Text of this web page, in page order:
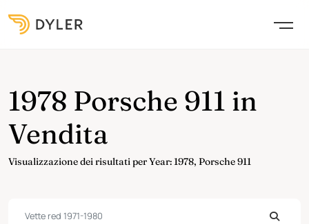
1978 Porsche 911 in
Vendita
Visualizzazione dei risultati per Year: 1978, Porsche 911